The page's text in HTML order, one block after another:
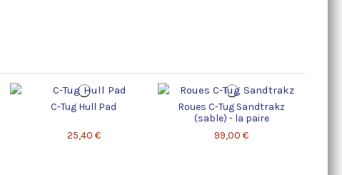
C-Tug Hull Pad
25,40 €
Roues C-Tug Sandtrakz
(sable) - la paire
99,00 €